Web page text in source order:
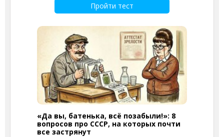
Пройти тест
«Да вы, батенька, всё позабыли!»: 8
вопросов про СССР, на которых почти
все застрянут